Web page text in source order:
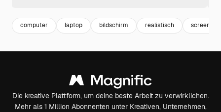
computer laptop bildschirm realistisch screen
Die kreative Plattform, um deine beste Arbeit zu verwirklichen.
Mehr als 1 Million Abonnenten unter Kreativen, Unternehmen,